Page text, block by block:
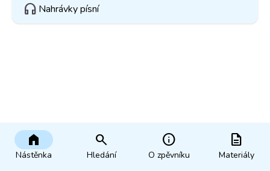
home
Nástěnka
search
Hledání
info
O zpěvníku
description
Materiály
headphones Nahrávky písní